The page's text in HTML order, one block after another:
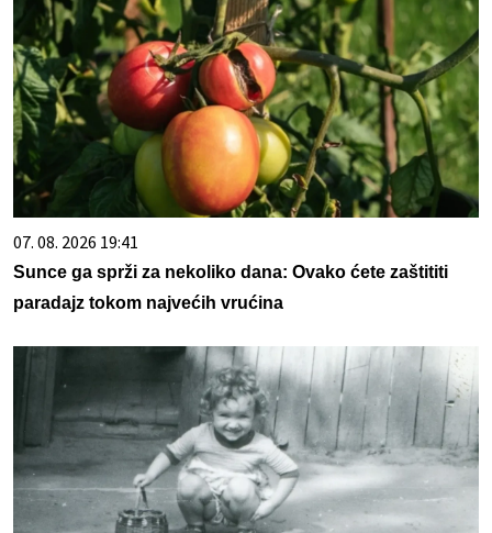
07. 08. 2026 19:41
Sunce ga sprži za nekoliko dana: Ovako ćete zaštititi
paradajz tokom najvećih vrućina